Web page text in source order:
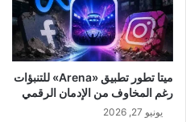
ميتا تطور تطبيق «Arena» للتنبؤات
رغم المخاوف من الإدمان الرقمي
يونيو 27, 2026